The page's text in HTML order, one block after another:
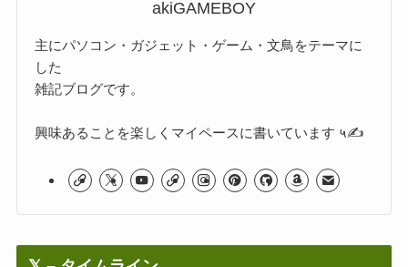
akiGAMEBOY
主にパソコン・ガジェット・ゲーム・文鳥をテーマに
した
雑記ブログです。
興味あることを楽しくマイペースに書いています ५✍